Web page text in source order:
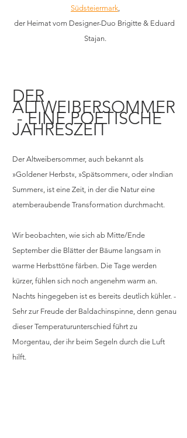
Südsteiermark,
der Heimat vom Designer-Duo Brigitte & Eduard
Stajan.
DER
ALTWEIBERSOMMER
- EINE POETISCHE
JAHRESZEIT
Der Altweibersommer, auch bekannt als
»Goldener Herbst«, »Spätsommer«, oder »Indian
Summer«, ist eine Zeit, in der die Natur eine
atemberaubende Transformation durchmacht.
Wir beobachten, wie sich ab Mitte/Ende
September die Blätter der Bäume langsam in
warme Herbsttöne färben. Die Tage werden
kürzer, fühlen sich noch angenehm warm an.
Nachts hingegeben ist es bereits deutlich kühler. -
Sehr zur Freude der Baldachinspinne, denn genau
dieser Temperaturunterschied führt zu
Morgentau, der ihr beim Segeln durch die Luft
hilft.